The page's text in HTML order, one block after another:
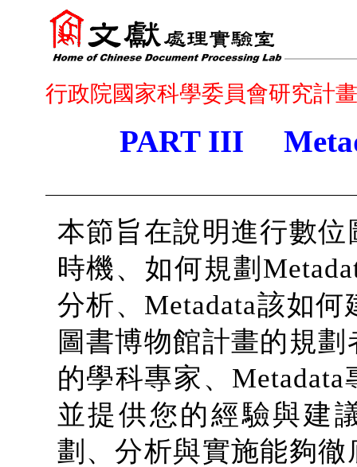
行政院國家科學委員會研究計
PART III
本節旨在說明進行數
時機、如何規劃
分析、Metadata該如
圖書博物館計畫的規
的學科專家、
並提供您的經驗與建
劃、分析與實施能夠